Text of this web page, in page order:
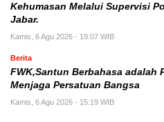
Kehumasan Melalui Supervisi
Jabar.
Kamis, 6 Agu 2026 - 19:07 WIB
Berita
FWK,Santun Berbahasa adalah
Menjaga Persatuan Bangsa
Kamis, 6 Agu 2026 - 15:19 WIB